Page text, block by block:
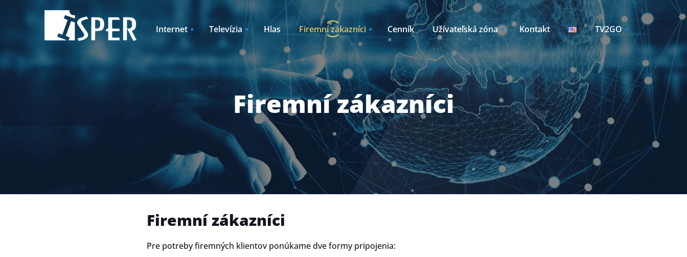
Internet
Pevný internet + televízia
Internet pre rodinné domy
+ televízia
Cenník
Televízia
Rozširujúce balíky k TV2GO
Televízia + pevný internet
Televízia + Internet pre
rodinné domy
Cenník
Hlas Firemní zákazníci
Internet
Outsourcing
Cenník Užívateľská zóna
Akcie
Oznamy / Novinky /
Plánované odstávky
Kto sme
Časté otázky
Kontakt TV2GO
Sleduj TV2GO
Manažment zariadení
Firemní zákazníci
Firemní zákazníci
Pre potreby firemných klientov ponúkame dve formy pripojenia: